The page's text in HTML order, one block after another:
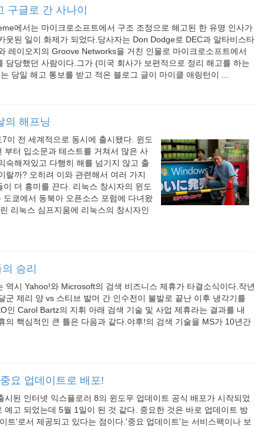
구글로 간 사나이
에서는 마이크로소프트에서 구조 조정으로 해고된 한 유명 인사가
웃된 일이 화제가 되었다.당사자는 Don Dodge로 DEC과 알타비스타
레이오지의 Groove Networks을 거친 인물로 마이크로소프트에서
담당했던 사람이다.그가 (미국 회사가 보편적으로 정리 해고를 하는
당일 해고 통보를 받고 적은 블로그 글이 마이클 애링턴이 ...
의 해프닝
이 전 세계적으로 동시에 출시됐다. 윈도
부터 입소문과 테스트를 거쳐서 많은 사
숙해져있고 다행히 해를 넘기지 않고 출
랄까? 오히려 이와 관련해서 여러 가지
이 더 흥미를 끈다. 리눅스 창시자의 윈도
도쿄에서 동북아 오픈소스 포럼에 다녀왔
리눅스 심프지움에 리눅스의 창시자인
승리
역시 Yahoo!와 Microsoft의 검색 비즈니스 제휴가 타결소식이다.작년
군 제리 양 vs 스티브 발머 간 인수전이 불발로 끝난 이후 냉각기를
인 Carol Bartz의 지휘 아래 검색 기술 및 사업 제휴라는 결과를 내
의 핵심적인 큰 틀은 다음과 같다.야후!의 검색 기술을 MS가 10년간
요 업데이트로 배포!
시된 인터넷 익스플로러 8의 윈도우 업데이트 공식 배포가 시작되었
예고 되었는데 5월 1일이 된 것 같다. 중요한 것은 바로 업데이트 방
트'로서 제공되고 있다는 점이다.'중요 업데이트'는 서비스팩이나 보